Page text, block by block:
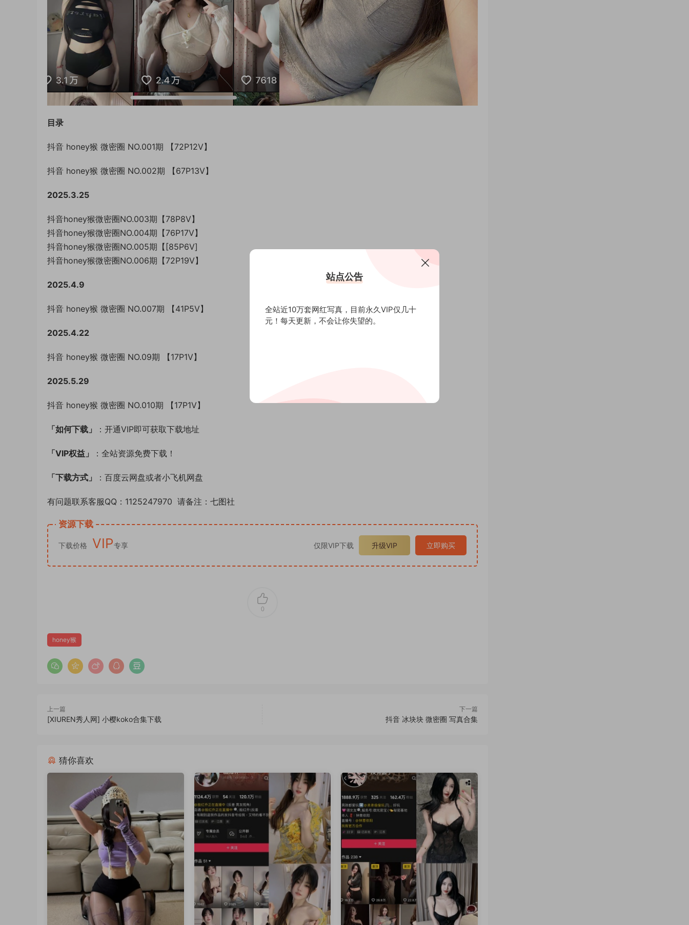
目录
抖音 honey猴 微密圈 NO.001期 【72P12V】
抖音 honey猴 微密圈 NO.002期 【67P13V】
2025.3.25
抖音honey猴微密圈NO.003期【78P8V】
抖音honey猴微密圈NO.004期【76P17V】
抖音honey猴微密圈NO.005期【[85P6V]
抖音honey猴微密圈NO.006期【72P19V】
2025.4.9
抖音 honey猴 微密圈 NO.007期 【41P5V】
2025.4.22
抖音 honey猴 微密圈 NO.09期 【17P1V】
2025.5.29
抖音 honey猴 微密圈 NO.010期 【17P1V】
「如何下载」 ：开通VIP即可获取下载地址
「VIP权益」 ：全站资源免费下载！
「下载方式」 ：百度云网盘或者小飞机网盘
有问题联系客服QQ：1125247970 请备注：七图社
资源下载
下载价格 VIP专享 仅限VIP下载 升级VIP 立即购买
0
honey猴
上一篇
[XIUREN秀人网] 小樱koko合集下载
下一篇
抖音 冰块块 微密圈 写真合集
猜你喜欢
站点公告
全站近10万套网红写真，目前永久VIP仅几十
元！每天更新，不会让你失望的。